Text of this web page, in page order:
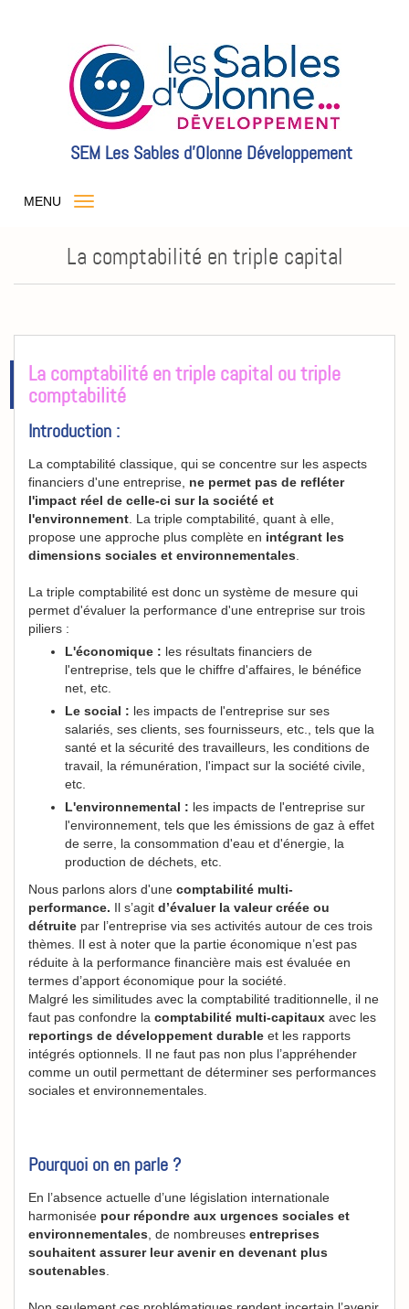
SEM Les Sables d'Olonne Développement
MENU
La comptabilité en triple capital
La comptabilité en triple capital outriple
comptabilité
Introduction :
La comptabilité classique, qui se concentre sur les aspects
financiers d'une entreprise, ne permet pas de refléter
l'impact réel de celle-ci sur la société et
l'environnement. La triple comptabilité, quant à elle,
propose une approche plus complète en intégrant les
dimensions sociales et environnementales.
La triple comptabilité est donc un système de mesure qui
permet d'évaluer la performance d'une entreprise sur trois
piliers :
L'économique : les résultats financiers de
l'entreprise, tels que le chiffre d'affaires, le bénéfice
net, etc.
Le social : les impacts de l'entreprise sur ses
salariés, ses clients, ses fournisseurs, etc., tels que la
santé et la sécurité des travailleurs, les conditions de
travail, la rémunération, l'impact sur la société civile,
etc.
L'environnemental : les impacts de l'entreprise sur
l'environnement, tels que les émissions de gaz à effet
de serre, la consommation d'eau et d'énergie, la
production de déchets, etc.
Nous parlons alors d'une comptabilité multi-
performance. Il s’agit d’évaluer la valeur créée ou
détruite par l’entreprise via ses activités autour de ces trois
thèmes. Il est à noter que la partie économique n’est pas
réduite à la performance financière mais est évaluée en
termes d’apport économique pour la société.
Malgré les similitudes avec la comptabilité traditionnelle, il ne
faut pas confondre la comptabilité multi-capitaux avec les
reportings de développement durable et les rapports
intégrés optionnels. Il ne faut pas non plus l’appréhender
comme un outil permettant de déterminer ses performances
sociales et environnementales.
Pourquoi on en parle ?
En l’absence actuelle d’une législation internationale
harmonisée pour répondre aux urgences sociales et
environnementales, de nombreuses entreprises
souhaitent assurer leur avenir en devenant plus
soutenables.